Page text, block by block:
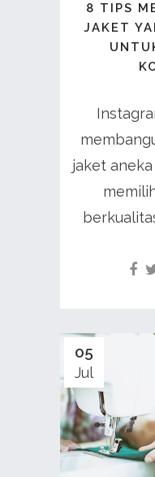
8 TIPS
JAKET
jaket
05
Jul